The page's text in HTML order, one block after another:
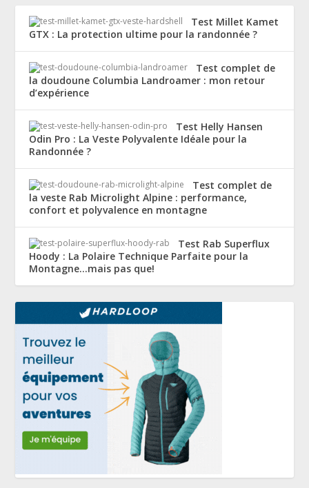
Test Millet Kamet
GTX : La protection ultime pour la randonnée ?
Test complet de
la doudoune Columbia Landroamer : mon retour
d’expérience
Test Helly Hansen
Odin Pro : La Veste Polyvalente Idéale pour la
Randonnée ?
Test complet de
la veste Rab Microlight Alpine : performance,
confort et polyvalence en montagne
Test Rab Superflux
Hoody : La Polaire Technique Parfaite pour la
Montagne…mais pas que!